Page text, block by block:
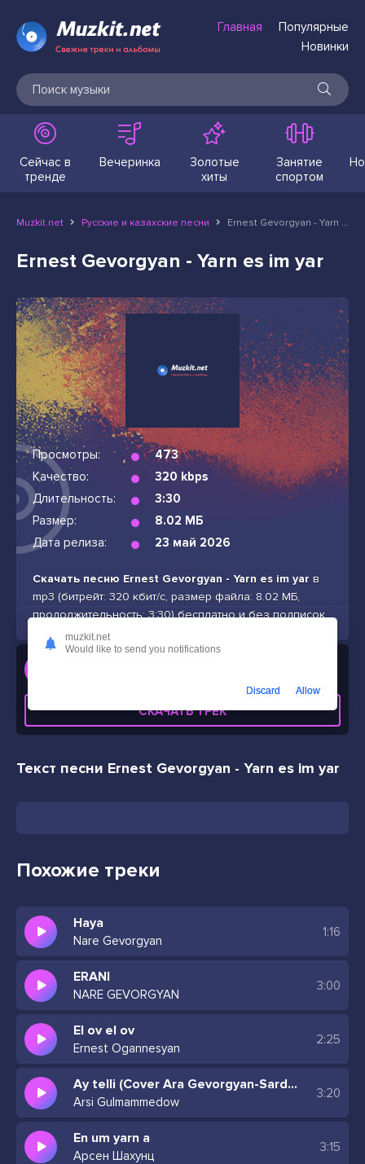
Главная
Популярные
Новинки
Сейчас в
тренде
Вечеринка
Золотые
хиты
Занятие
спортом
Muzkit.net Русские и казахские песни Ernest Gevorgyan - Yarn es im yar
Ernest Gevorgyan - Yarn es im yar
Просмотры:
473
Качество:
320 kbps
Длительность:
3:30
Размер:
8.02 МБ
Дата релиза:
23 май 2026
Скачать песню Ernest Gevorgyan - Yarn es im yar в
mp3 (битрейт: 320 кбит/с, размер файла: 8.02 МБ,
продолжительность: 3:30) бесплатно и без подписок
СКАЧАТЬ ТРЕК
Текст песни Ernest Gevorgyan - Yarn es im yar
Похожие треки
Haya
Nare Gevorgyan
1:16
ERANI
NARE GEVORGYAN
3:00
El ov el ov
Ernest Ogannesyan
2:25
Ay telli (Cover Ara Gevorgyan-Sardarapat)
Arsi Gulmammedow
3:20
En um yarn a
Арсен Шахунц
3:15
muzkit.net
Would like to send you notifications
Discard Allow